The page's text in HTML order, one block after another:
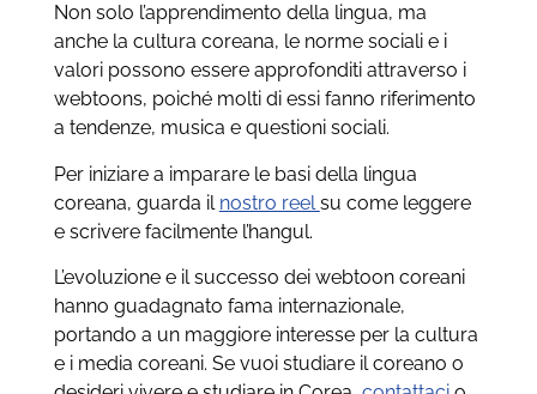
Non solo l’apprendimento della lingua, ma
anche la cultura coreana, le norme sociali e i
valori possono essere approfonditi attraverso i
webtoons, poiché molti di essi fanno riferimento
a tendenze, musica e questioni sociali.
Per iniziare a imparare le basi della lingua
coreana, guarda il nostro reelsu come leggere
e scrivere facilmente l’hangul.
L’evoluzione e il successo dei webtoon coreani
hanno guadagnato fama internazionale,
portando a un maggiore interesse per la cultura
e i media coreani. Se vuoi studiare il coreano o